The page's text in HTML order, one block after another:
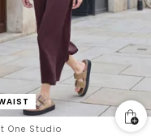
One Studio